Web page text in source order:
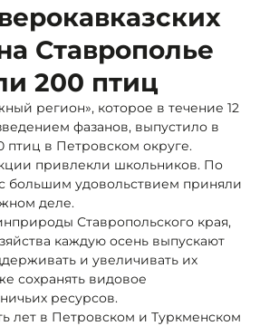
Ставрополье
200 птиц
регион», которое в течение 12
фазанов, выпустило в
птиц в Петровском округе.
привлекли школьников. По
большим удовольствием приняли
деле.
Ставропольского края,
каждую осень выпускают
и увеличивать их
сохранять видовое
ресурсов.
лет в Петровском и Туркменском